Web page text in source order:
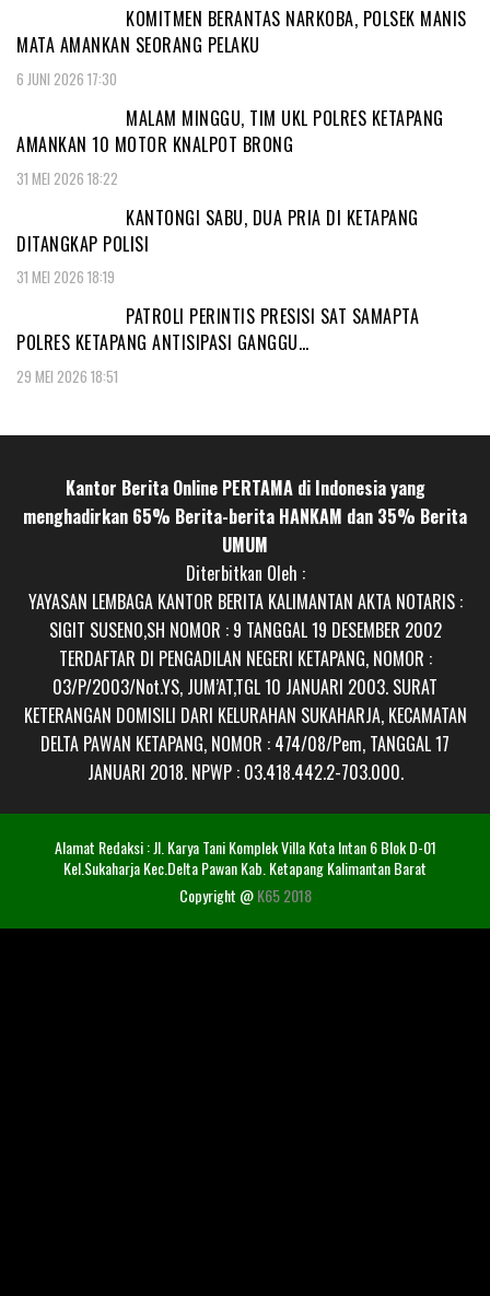
KOMITMEN BERANTAS NARKOBA, POLSEK MANIS
MATA AMANKAN SEORANG PELAKU
6 JUNI 2026 17:30
MALAM MINGGU, TIM UKL POLRES KETAPANG
AMANKAN 10 MOTOR KNALPOT BRONG
31 MEI 2026 18:22
KANTONGI SABU, DUA PRIA DI KETAPANG
DITANGKAP POLISI
31 MEI 2026 18:19
PATROLI PERINTIS PRESISI SAT SAMAPTA
POLRES KETAPANG ANTISIPASI GANGGU…
29 MEI 2026 18:51
Kantor Berita Online PERTAMA di Indonesia yang
menghadirkan 65% Berita-berita HANKAM dan 35% Berita
UMUM
Diterbitkan Oleh :
YAYASAN LEMBAGA KANTOR BERITA KALIMANTAN AKTA NOTARIS :
SIGIT SUSENO,SH NOMOR : 9 TANGGAL 19 DESEMBER 2002
TERDAFTAR DI PENGADILAN NEGERI KETAPANG, NOMOR :
03/P/2003/Not.YS, JUM’AT,TGL 10 JANUARI 2003. SURAT
KETERANGAN DOMISILI DARI KELURAHAN SUKAHARJA, KECAMATAN
DELTA PAWAN KETAPANG, NOMOR : 474/08/Pem, TANGGAL 17
JANUARI 2018. NPWP : 03.418.442.2-703.000.
Alamat Redaksi : Jl. Karya Tani Komplek Villa Kota Intan 6 Blok D-01
Kel.Sukaharja Kec.Delta Pawan Kab. Ketapang Kalimantan Barat
Copyright @K65 2018